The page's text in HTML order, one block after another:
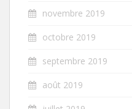
novembre 2019
octobre 2019
septembre 2019
août 2019